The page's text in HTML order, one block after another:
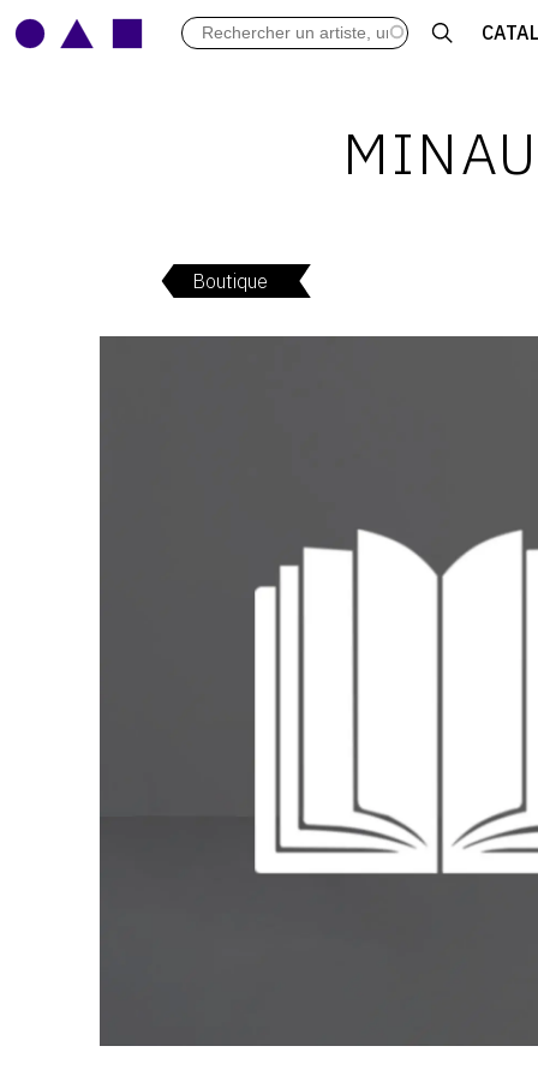
ARCHIVES DES EXPOSITIONS
LEXIQUE ARTISTIQUE
Boutique